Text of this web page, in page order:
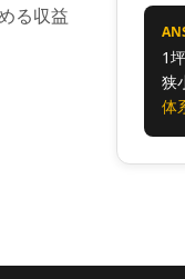
る収益
1
狭
体